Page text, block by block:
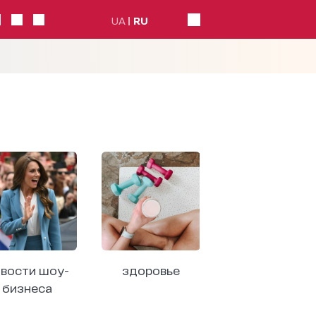
UA RU
шоу-
бизнеса
здоровье